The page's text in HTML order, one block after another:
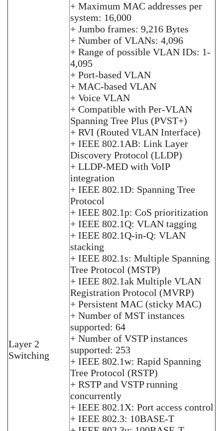
Layer 2
Switching
+ Maximum MAC addresses per
system: 16,000
+ Jumbo frames: 9,216 Bytes
+ Number of VLANs: 4,096
+ Range of possible VLAN IDs: 1-
4,095
+ Port-based VLAN
+ MAC-based VLAN
+ Voice VLAN
+ Compatible with Per-VLAN
Spanning Tree Plus (PVST+)
+ RVI (Routed VLAN Interface)
+ IEEE 802.1AB: Link Layer
Discovery Protocol (LLDP)
+ LLDP-MED with VoIP
integration
+ IEEE 802.1D: Spanning Tree
Protocol
+ IEEE 802.1p: CoS prioritization
+ IEEE 802.1Q: VLAN tagging
+ IEEE 802.1Q-in-Q: VLAN
stacking
+ IEEE 802.1s: Multiple Spanning
Tree Protocol (MSTP)
+ IEEE 802.1ak Multiple VLAN
Registration Protocol (MVRP)
+ Persistent MAC (sticky MAC)
+ Number of MST instances
supported: 64
+ Number of VSTP instances
supported: 253
+ IEEE 802.1w: Rapid Spanning
Tree Protocol (RSTP)
+ RSTP and VSTP running
concurrently
+ IEEE 802.1X: Port access control
+ IEEE 802.3: 10BASE-T